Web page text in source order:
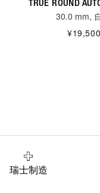
TRUE ROUND
30.0 mm,
瑞士制造